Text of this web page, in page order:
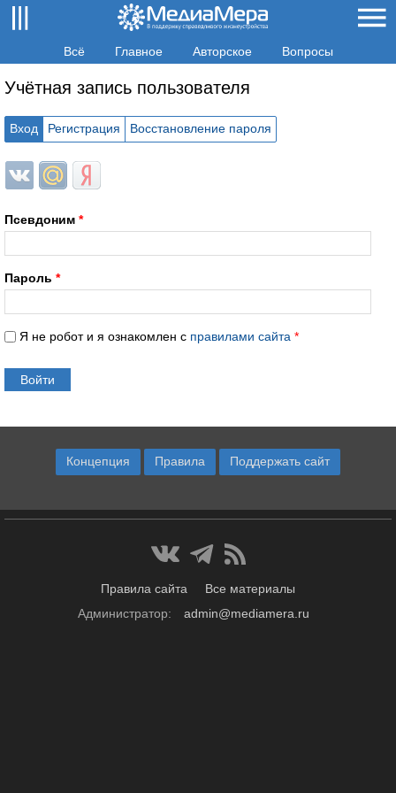
Всё Главное Авторское Вопросы
Учётная запись пользователя
Вход Регистрация Восстановление пароля
Login with ВКонтакте
Login with Mail.ru
Login with Яндекс
Псевдоним *
Пароль *
Я не робот и я ознакомлен с правилами сайта *
Концепция Правила Поддержать сайт
Правила сайта
Все материалы
Администратор:
admin@mediamera.ru